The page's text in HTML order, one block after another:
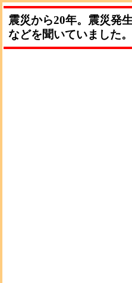
震災から20年。震災発
などを聞いていました。